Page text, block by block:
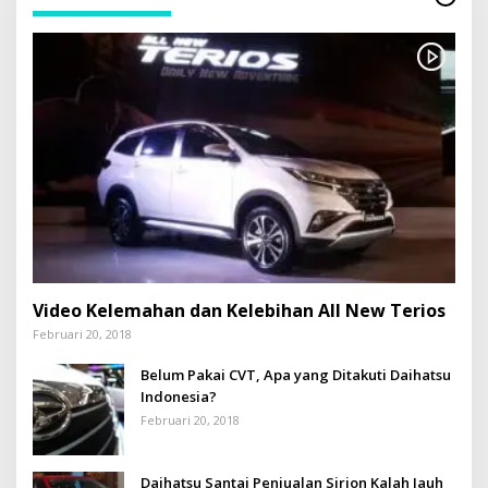
Video Kelemahan dan Kelebihan All New Terios
Februari 20, 2018
Belum Pakai CVT, Apa yang Ditakuti Daihatsu
Indonesia?
Februari 20, 2018
Daihatsu Santai Penjualan Sirion Kalah Jauh